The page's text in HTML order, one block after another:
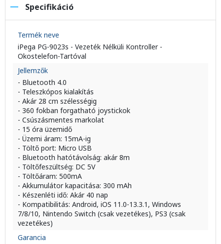
Specifikáció
Termék neve
iPega PG-9023s - Vezeték Nélküli Kontroller -
Okostelefon-Tartóval
Jellemzők
- Bluetooth 4.0
- Teleszkópos kialakítás
- Akár 28 cm szélességig
- 360 fokban forgatható joystickok
- Csúszásmentes markolat
- 15 óra üzemidő
- Üzemi áram: 15mA-ig
- Töltő port: Micro USB
- Bluetooth hatótávolság: akár 8m
- Töltőfeszültség: DC 5V
- Töltőáram: 500mA
- Akkumulátor kapacitása: 300 mAh
- Készenléti idő: Akár 40 nap
- Kompatibilitás: Android, iOS 11.0-13.3.1, Windows
7/8/10, Nintendo Switch (csak vezetékes), PS3 (csak
vezetékes)
Garancia